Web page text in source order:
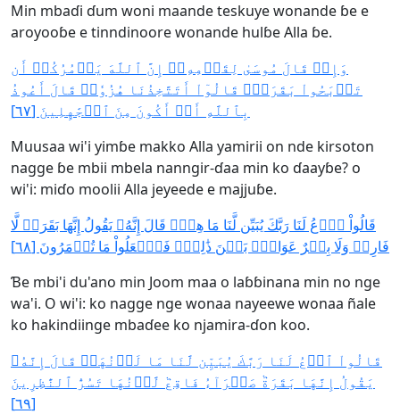
Min mbaɗi ɗum woni maande teskuye wonande ɓe e
aroyooɓe e tinndinoore wonande hulɓe Alla ɓe.
وَإِذۡ قَالَ مُوسَىٰ لِقَوۡمِهِۦٓ إِنَّ ٱللَّهَ يَأۡمُرُكُمۡ أَن
تَذۡبَحُواْ بَقَرَةٗۖ قَالُوٓاْ أَتَتَّخِذُنَا هُزُوٗاۖ قَالَ أَعُوذُ
بِٱللَّهِ أَنۡ أَكُونَ مِنَ ٱلۡجَٰهِلِينَ [٦٧]
Muusaa wi'i yimɓe makko Alla yamirii on nde kirsoton
nagge ɓe mbii mbela nanngir-ɗaa min ko ɗaayɓe? o
wi'i: miɗo moolii Alla jeyeede e majjuɓe.
قَالُواْ ٱدۡعُ لَنَا رَبَّكَ يُبَيِّن لَّنَا مَا هِيَۚ قَالَ إِنَّهُۥ يَقُولُ إِنَّهَا بَقَرَةٞ لَّا
فَارِضٞ وَلَا بِكۡرٌ عَوَانُۢ بَيۡنَ ذَٰلِكَۖ فَٱفۡعَلُواْ مَا تُؤۡمَرُونَ [٦٨]
Ɓe mbi'i du'ano min Joom maa o laɓɓinana min no nge
wa'i. O wi'i: ko nagge nge wonaa nayeewe wonaa ñale
ko hakindiinge mbaɗee ko njamira-ɗon koo.
قَالُواْ ٱدۡعُ لَنَا رَبَّكَ يُبَيِّن لَّنَا مَا لَوۡنُهَاۚ قَالَ إِنَّهُۥ
يَقُولُ إِنَّهَا بَقَرَةٞ صَفۡرَآءُ فَاقِعٞ لَّوۡنُهَا تَسُرُّ ٱلنَّٰظِرِينَ
[٦٩]